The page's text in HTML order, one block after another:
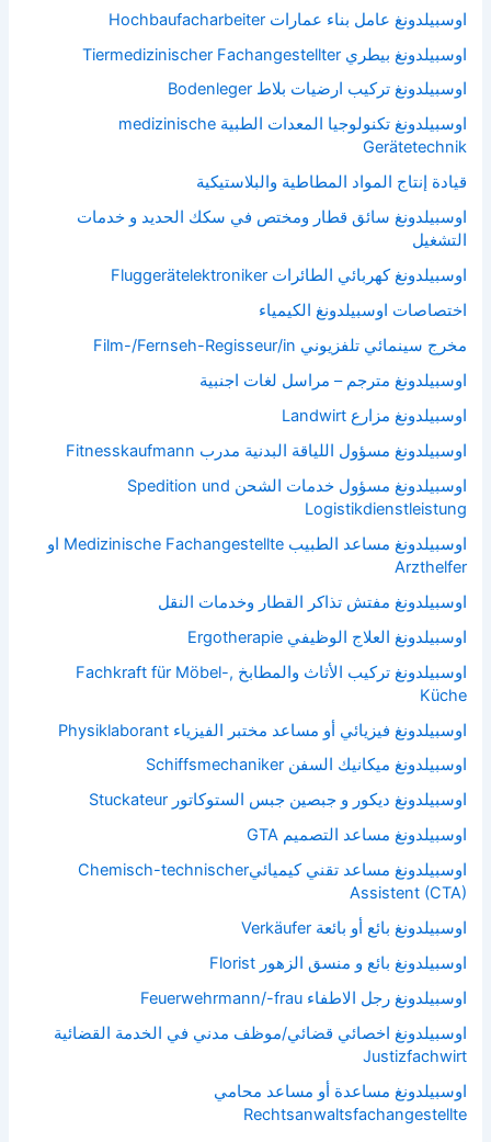
اوسبيلدونغ عامل بناء عمارات Hochbaufacharbeiter
اوسبيلدونغ بيطري Tiermedizinischer Fachangestellter
اوسبيلدونغ تركيب ارضيات بلاط Bodenleger
اوسبيلدونغ تكنولوجيا المعدات الطبية medizinische
Gerätetechnik
قيادة إنتاج المواد المطاطية والبلاستيكية
اوسبيلدونغ سائق قطار ومختص في سكك الحديد و خدمات
التشغيل
اوسبيلدونغ كهربائي الطائرات Fluggerätelektroniker
اختصاصات اوسبيلدونغ الكيمياء
مخرج سينمائي تلفزيوني Film-/Fernseh-Regisseur/in
اوسبيلدونغ مترجم – مراسل لغات اجنبية
اوسبيلدونغ مزارع Landwirt
اوسبيلدونغ مسؤول اللياقة البدنية مدرب Fitnesskaufmann
اوسبيلدونغ مسؤول خدمات الشحن Spedition und
Logistikdienstleistung
اوسبيلدونغ مساعد الطبيب Medizinische Fachangestellte او
Arzthelfer
اوسبيلدونغ مفتش تذاكر القطار وخدمات النقل
اوسبيلدونغ العلاج الوظيفي Ergotherapie
اوسبيلدونغ تركيب الأثاث والمطابخ Fachkraft für Möbel-,
Küche
اوسبيلدونغ فيزيائي أو مساعد مختبر الفيزياء Physiklaborant
اوسبيلدونغ ميكانيك السفن Schiffsmechaniker
اوسبيلدونغ ديكور و جبصين جبس الستوكاتور Stuckateur
اوسبيلدونغ مساعد التصميم GTA
اوسبيلدونغ مساعد تقني كيميائيChemisch-technischer
Assistent (CTA)
اوسبيلدونغ بائع أو بائعة Verkäufer
اوسبيلدونغ بائع و منسق الزهور Florist
اوسبيلدونغ رجل الاطفاء Feuerwehrmann/-frau
اوسبيلدونغ اخصائي قضائي/موظف مدني في الخدمة القضائية
Justizfachwirt
اوسبيلدونغ مساعدة أو مساعد محامي
Rechtsanwaltsfachangestellte